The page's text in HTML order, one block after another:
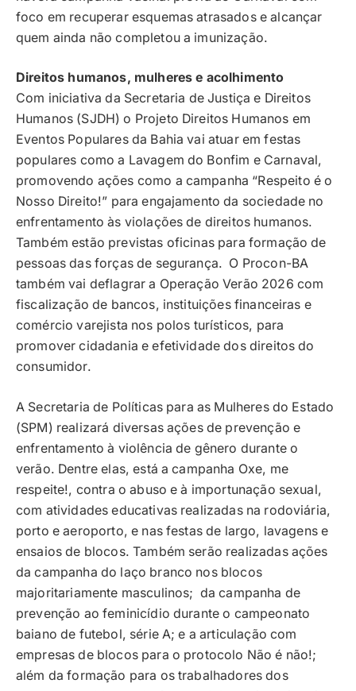
foco em recuperar esquemas atrasados e alcançar
quem ainda não completou a imunização.
Direitos humanos, mulheres e acolhimento
Com iniciativa da Secretaria de Justiça e Direitos
Humanos (SJDH) o Projeto Direitos Humanos em
Eventos Populares da Bahia vai atuar em festas
populares como a Lavagem do Bonfim e Carnaval,
promovendo ações como a campanha “Respeito é o
Nosso Direito!” para engajamento da sociedade no
enfrentamento às violações de direitos humanos.
Também estão previstas oficinas para formação de
pessoas das forças de segurança. O Procon-BA
também vai deflagrar a Operação Verão 2026 com
fiscalização de bancos, instituições financeiras e
comércio varejista nos polos turísticos, para
promover cidadania e efetividade dos direitos do
consumidor.
A Secretaria de Políticas para as Mulheres do Estado
(SPM) realizará diversas ações de prevenção e
enfrentamento à violência de gênero durante o
verão. Dentre elas, está a campanha Oxe, me
respeite!, contra o abuso e à importunação sexual,
com atividades educativas realizadas na rodoviária,
porto e aeroporto, e nas festas de largo, lavagens e
ensaios de blocos. Também serão realizadas ações
da campanha do laço branco nos blocos
majoritariamente masculinos; da campanha de
prevenção ao feminicídio durante o campeonato
baiano de futebol, série A; e a articulação com
empresas de blocos para o protocolo Não é não!;
além da formação para os trabalhadores dos